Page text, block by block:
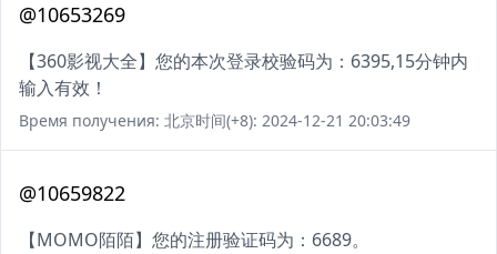
@10653269
【360影视大全】您的本次登录校验码为：6395,15分钟内
输入有效！
Время получения: 北京时间(+8): 2024-12-21 20:03:49
@10659822
【MOMO陌陌】您的注册验证码为：6689。